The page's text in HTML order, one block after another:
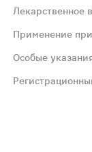
1
Лекарственное
Применение
Особые